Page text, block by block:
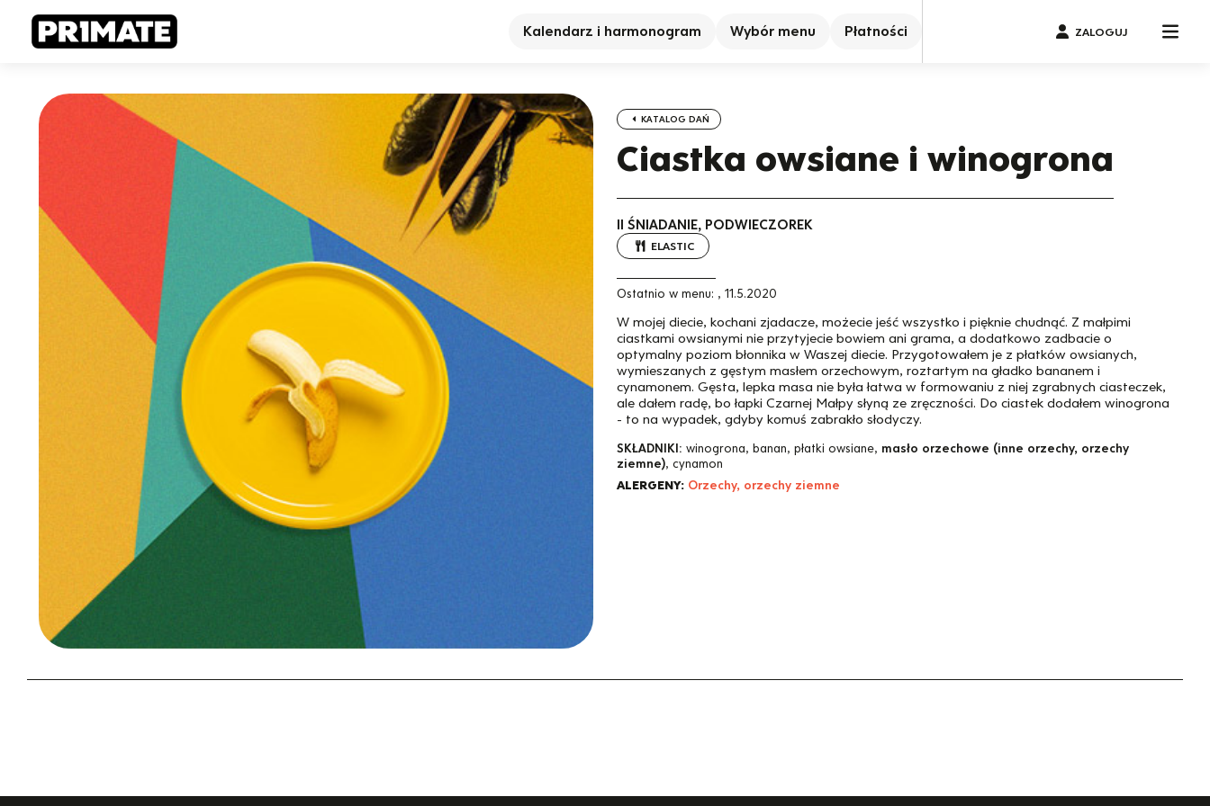
Kalendarz i harmonogram Wybór menu Płatności ZALOGUJ
KATALOG DAŃ
Ciastka owsiane i winogrona
II ŚNIADANIE, PODWIECZOREK
ELASTIC
Ostatnio w menu: , 11.5.2020
W mojej diecie, kochani zjadacze, możecie jeść wszystko i pięknie chudnąć. Z małpimi
ciastkami owsianymi nie przytyjecie bowiem ani grama, a dodatkowo zadbacie o
optymalny poziom błonnika w Waszej diecie. Przygotowałem je z płatków owsianych,
wymieszanych z gęstym masłem orzechowym, roztartym na gładko bananem i
cynamonem. Gęsta, lepka masa nie była łatwa w formowaniu z niej zgrabnych ciasteczek,
ale dałem radę, bo łapki Czarnej Małpy słyną ze zręczności. Do ciastek dodałem winogrona
- to na wypadek, gdyby komuś zabrakło słodyczy.
SKŁADNIKI: winogrona, banan, płatki owsiane, masło orzechowe (inne orzechy, orzechy
ziemne), cynamon
ALERGENY: Orzechy, orzechy ziemne